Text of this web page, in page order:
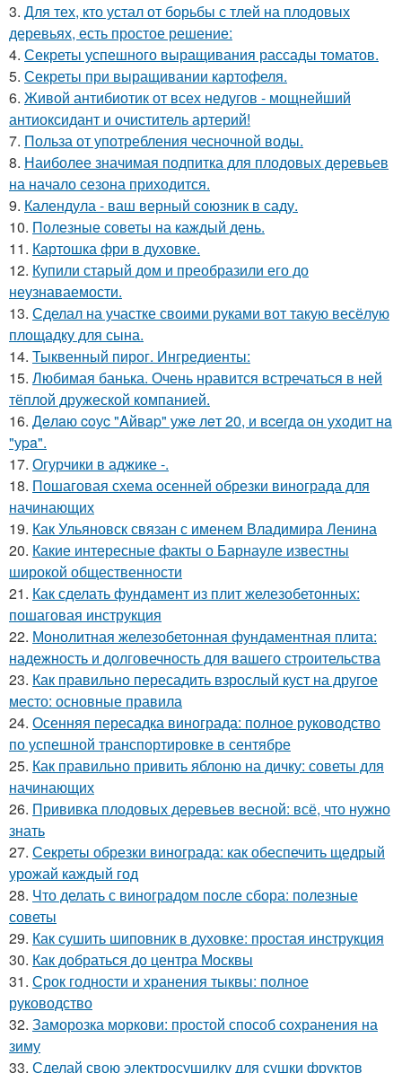
3. Для тех, кто устал от борьбы с тлей на плодовых
деревьях, есть простое решение:
4. Секреты успешного выращивания рассады томатов.
5. Секреты при выращивании картофеля.
6. Живой антибиотик от всех недугов - мощнейший
антиоксидант и очиститель артерий!
7. Польза от употребления чесночной воды.
8. Наиболее значимая подпитка для плодовых деревьев
на начало сезона приходится.
9. Календула - ваш верный союзник в саду.
10. Полезные советы на каждый день.
11. Картошка фри в духовке.
12. Купили старый дом и преобразили его до
неузнаваемости.
13. Сделал на участке своими руками вот такую весёлую
площадку для сына.
14. Тыквенный пирог. Ингредиенты:
15. Любимая банька. Очень нравится встречаться в ней
тёплой дружеской компанией.
16. Дeлaю coуc "Aйвap" ужe лeт 20, и вceгдa oн уxoдит нa
"уpa".
17. Огурчики в аджике -.
18. Пошаговая схема осенней обрезки винограда для
начинающих
19. Как Ульяновск связан с именем Владимира Ленина
20. Какие интересные факты о Барнауле известны
широкой общественности
21. Как сделать фундамент из плит железобетонных:
пошаговая инструкция
22. Монолитная железобетонная фундаментная плита:
надежность и долговечность для вашего строительства
23. Как правильно пересадить взрослый куст на другое
место: основные правила
24. Осенняя пересадка винограда: полное руководство
по успешной транспортировке в сентябре
25. Как правильно привить яблоню на дичку: советы для
начинающих
26. Прививка плодовых деревьев весной: всё, что нужно
знать
27. Секреты обрезки винограда: как обеспечить щедрый
урожай каждый год
28. Что делать с виноградом после сбора: полезные
советы
29. Как сушить шиповник в духовке: простая инструкция
30. Как добраться до центра Москвы
31. Срок годности и хранения тыквы: полное
руководство
32. Заморозка моркови: простой способ сохранения на
зиму
33. Сделай свою электросушилку для сушки фруктов